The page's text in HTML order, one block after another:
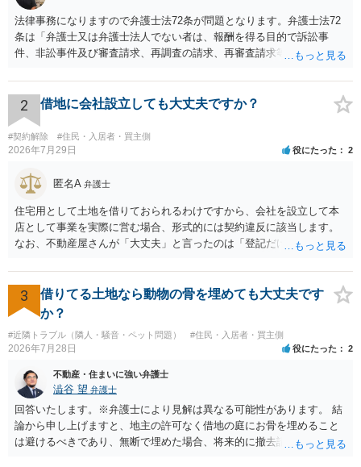
法律事務になりますので弁護士法72条が問題となります。弁護士法72
条は「弁護士又は弁護士法人でない者は、報酬を得る目的で訴訟事
件、非訟事件及び審査請求、再調査の請求、再審査請求等行政庁に対
しくは和解その他の法律事務を取り扱い、又はこれらの周旋をするこ
とを業とすることができない。ただし、この法律又は他の法律に別段
の定めがある場合は、この限りでない。」とのことから、報酬を得る
目的がないのであれば適法です。なぜなら、弁護士法72条に違反しな
いのであれば、委任については無償で委任者が受任者に委任できるか
2 借地に会社設立しても大丈夫ですか？
#契約解除 #住民・入居者・買主側
2026年7月29日 役にたった 2
匿名A 弁護士
住宅用として土地を借りておられるわけですから、会社を設立して本
店として事業を実際に営む場合、形式的には契約違反に該当します。
なお、不動産屋さんが「大丈夫」と言ったのは「登記だけなら実務上
れますが、これは法的な保証ではありません。 ただ、解除まで認めら
れるかどうかについては信頼関係が破壊されたかどうかで判断されま
すので、建物を事務所・店舗用に大きく改築する等までなさらない限
り、リスクはそれほど大きくないかもしれません。 しかしそれでも、
大家さんが契約違反を口実に、将来の更新時に更新料の上乗せを要求
したり、立ち退きを迫る材料に使ったりする可能性は否定できませ
ん。
3
借りてる土地なら動物の骨を埋めても大丈夫です
か？
#近隣トラブル（隣人・騒音・ペット問題） #住民・入居者・買主側
2026年7月28日 役にたった 2
不動産・住まいに強い弁護士
澁谷 望 弁護士
回答いたします。※弁護士により見解は異なる可能性があります。 結
論から申し上げますと、地主の許可なく借地の庭にお骨を埋めること
は避けるべきであり、無断で埋めた場合、将来的に撤去請求や退去時